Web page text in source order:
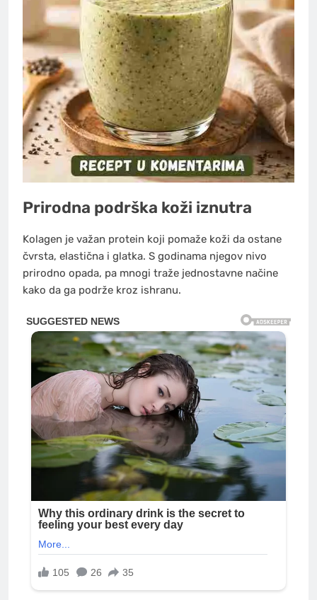
Prirodna podrška koži iznutra
Kolagen je važan protein koji pomaže koži da ostane
čvrsta, elastična i glatka. S godinama njegov nivo
prirodno opada, pa mnogi traže jednostavne načine
kako da ga podrže kroz ishranu.